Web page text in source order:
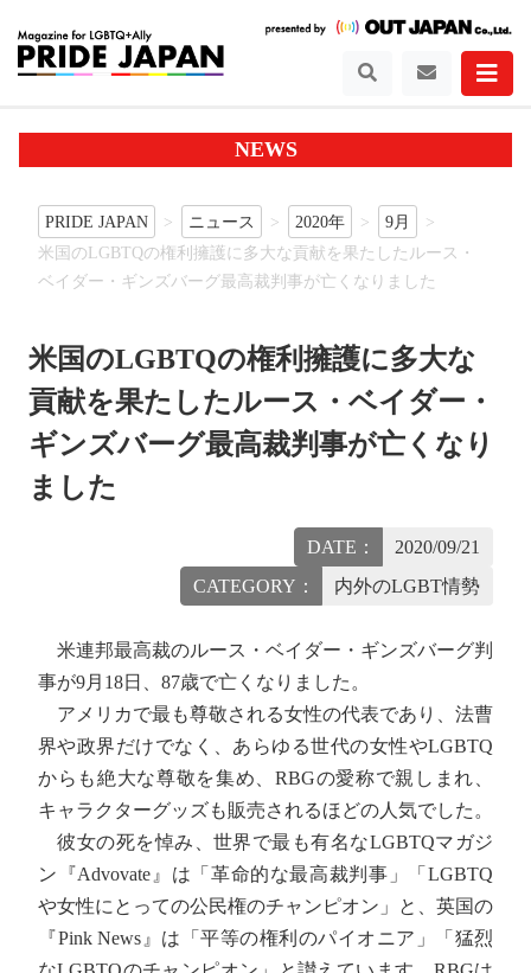
NEWS
PRIDE JAPAN ニュース 2020年
9月
米国のLGBTQの権利擁護に多大な貢献を果たしたルース・
ベイダー・ギンズバーグ最高裁判事が亡くなりました
米国のLGBTQの権利擁護に多大な
貢献を果たしたルース・ベイダー・
ギンズバーグ最高裁判事が亡くなり
ました
DATE：
2020/09/21
CATEGORY：
内外のLGBT情勢
米連邦最高裁のルース・ベイダー・ギンズバーグ判
事が9月18日、87歳で亡くなりました。
アメリカで最も尊敬される女性の代表であり、法曹
界や政界だけでなく、あらゆる世代の女性やLGBTQ
からも絶大な尊敬を集め、RBGの愛称で親しまれ、
キャラクターグッズも販売されるほどの人気でした。
彼女の死を悼み、世界で最も有名なLGBTQマガジ
ン『Advovate』は「革命的な最高裁判事」「LGBTQ
や女性にとっての公民権のチャンピオン」と、英国の
『Pink News』は「平等の権利のパイオニア」「猛烈